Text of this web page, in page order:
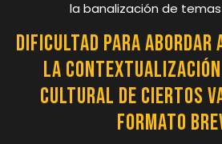
la banalización de
Dificultad para abordar
la
cultural de ciertos
formato